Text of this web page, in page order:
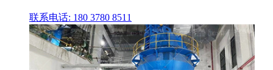
联系电话: 180 3780 8511